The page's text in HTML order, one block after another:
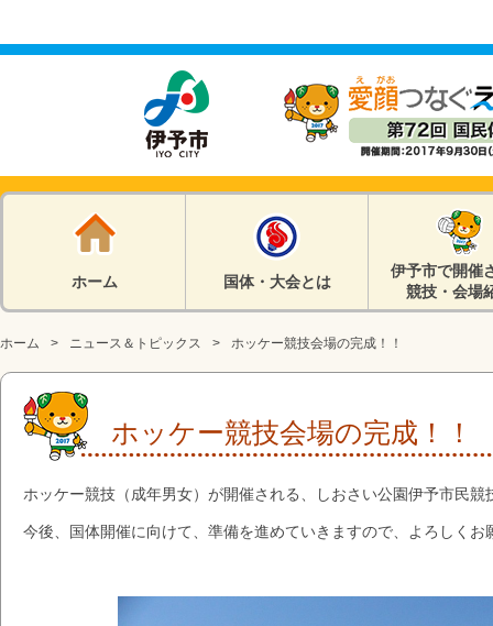
ホーム 国体・大会とは
伊予市で開催
競技・会場
ホーム ニュース＆トピックス ホッケー競技会場の完成！！
ホッケー競技会場の完成！！
ホッケー競技（成年男女）が開催される、しおさい公園伊予市民
今後、国体開催に向けて、準備を進めていきますので、よろしくお